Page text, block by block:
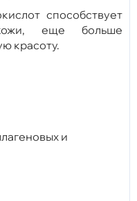
способствует
еще больше
красоту.
и